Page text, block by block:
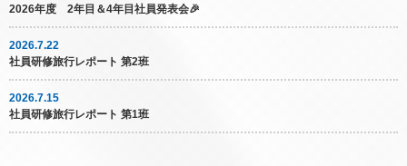
2026年度 2年目＆4年目社員発表会🎉
2026.7.22
社員研修旅行レポート 第2班
2026.7.15
社員研修旅行レポート 第1班